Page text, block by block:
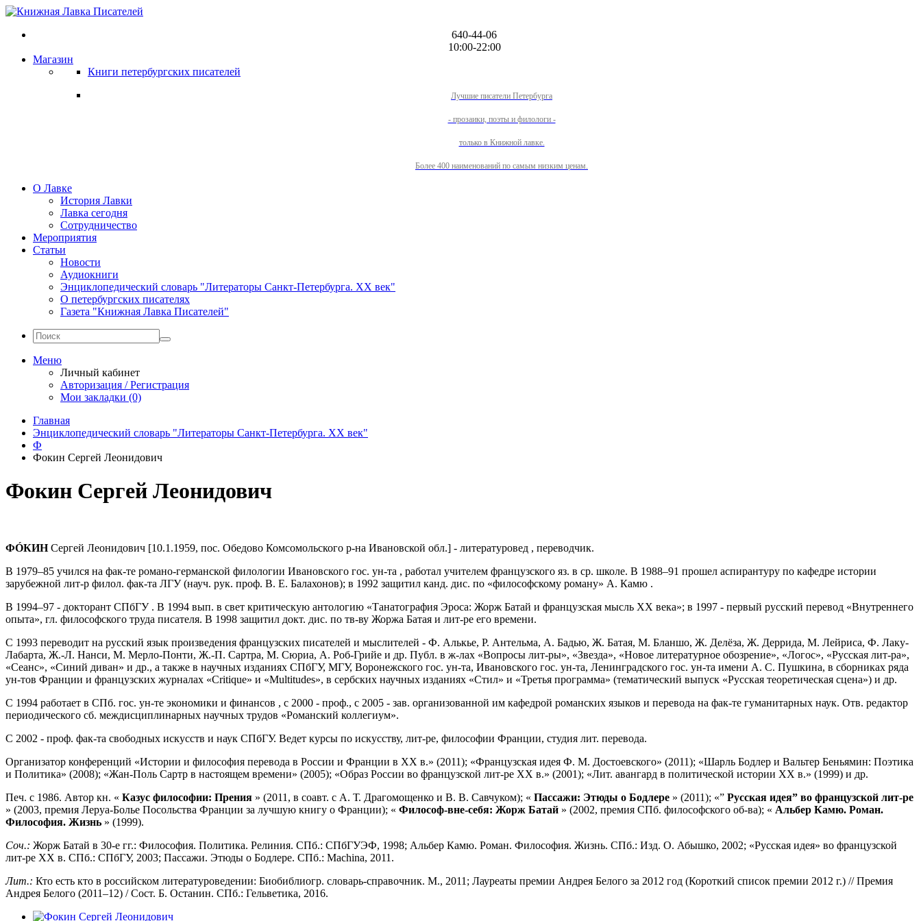
640-44-06
10:00-22:00
Магазин
Книги петербургских писателей
Лучшие писатели Петербурга
- прозаики, поэты и филологи -
только в Книжной лавке.
Более 400 наименований по самым низким ценам.
О Лавке
История Лавки
Лавка сегодня
Сотрудничество
Мероприятия
Статьи
Новости
Аудиокниги
Энциклопедический словарь "Литераторы Санкт-Петербурга. XX век"
О петербургских писателях
Газета "Книжная Лавка Писателей"
Меню
Личный кабинет
Авторизация / Регистрация
Мои закладки (0)
Главная
Энциклопедический словарь "Литераторы Санкт-Петербурга. XX век"
Ф
Фокин Сергей Леонидович
Фокин Сергей Леонидович
ФÓКИНСергей Леонидович [10.1.1959, пос. Обедово Комсомольского р-на Ивановской обл.] - литературовед , переводчик.
В 1979–85 учился на фак-те романо-германской филологии Ивановского гос. ун-та , работал учителем французского яз. в ср. школе. В 1988–91 прошел аспирантуру по кафедре истории
зарубежной лит-р филол. фак-та ЛГУ (науч. рук. проф. В. Е. Балахонов); в 1992 защитил канд. дис. по «философскому роману» А. Камю .
В 1994–97 - докторант СПбГУ . В 1994 вып. в свет критическую антологию «Танатография Эроса: Жорж Батай и французская мысль XX века»; в 1997 - первый русский перевод «Внутреннего
опыта», гл. философского труда писателя. В 1998 защитил докт. дис. по тв-ву Жоржа Батая и лит-ре его времени.
С 1993 переводит на русский язык произведения французских писателей и мыслителей - Ф. Алькье, Р. Антельма, А. Бадью, Ж. Батая, М. Бланшо, Ж. Делёза, Ж. Деррида, М. Лейриса, Ф. Лаку-
Лабарта, Ж.-Л. Нанси, М. Мерло-Понти, Ж.-П. Сартра, М. Сюриа, А. Роб-Грийе и др. Публ. в ж-лах «Вопросы лит-ры», «Звезда», «Новое литературное обозрение», «Логос», «Русская лит-ра»,
«Сеанс», «Синий диван» и др., а также в научных изданиях СПбГУ, МГУ, Воронежского гос. ун-та, Ивановского гос. ун-та, Ленинградского гос. ун-та имени А. С. Пушкина, в сборниках ряда
ун-тов Франции и французских журналах «Critique» и «Multitudes», в сербских научных изданиях «Стил» и «Третья программа» (тематический выпуск «Русская теоретическая сцена») и др.
C 1994 работает в СПб. гос. ун-те экономики и финансов , с 2000 - проф., с 2005 - зав. организованной им кафедрой романских языков и перевода на фак-те гуманитарных наук. Отв. редактор
периодического сб. междисциплинарных научных трудов «Романский коллегиум».
С 2002 - проф. фак-та свободных искусств и наук СПбГУ. Ведет курсы по искусству, лит-ре, философии Франции, студия лит. перевода.
Организатор конференций «Истории и философия перевода в России и Франции в ХХ в.» (2011); «Французская идея Ф. М. Достоевского» (2011); «Шарль Бодлер и Вальтер Беньямин: Поэтика
и Политика» (2008); «Жан-Поль Сартр в настоящем времени» (2005); «Образ России во французской лит-ре XX в.» (2001); «Лит. авангард в политической истории XX в.» (1999) и др.
Печ. с 1986. Автор кн. « Казус философии: Прения » (2011, в соавт. с А. Т. Драгомощенко и В. В. Савчуком); « Пассажи: Этюды о Бодлере » (2011); «” Русская идея” во французской лит-ре
» (2003, премия Леруа-Болье Посольства Франции за лучшую книгу о Франции); « Философ-вне-себя: Жорж Батай » (2002, премия СПб. философского об-ва); « Альбер Камю. Роман.
Философия. Жизнь » (1999).
Соч.: Жорж Батай в 30-е гг.: Философия. Политика. Релиния. СПб.: СПбГУЭФ, 1998; Альбер Камю. Роман. Философия. Жизнь. СПб.: Изд. О. Абышко, 2002; «Русская идея» во французской
лит-ре ХХ в. СПб.: СПбГУ, 2003; Пассажи. Этюды о Бодлере. СПб.: Мachina, 2011.
Лит.: Кто есть кто в российском литературоведении: Биобиблиогр. словарь-справочник. М., 2011; Лауреаты премии Андрея Белого за 2012 год (Короткий список премии 2012 г.) // Премия
Андрея Белого (2011–12) / Сост. Б. Останин. СПб.: Гельветика, 2016.